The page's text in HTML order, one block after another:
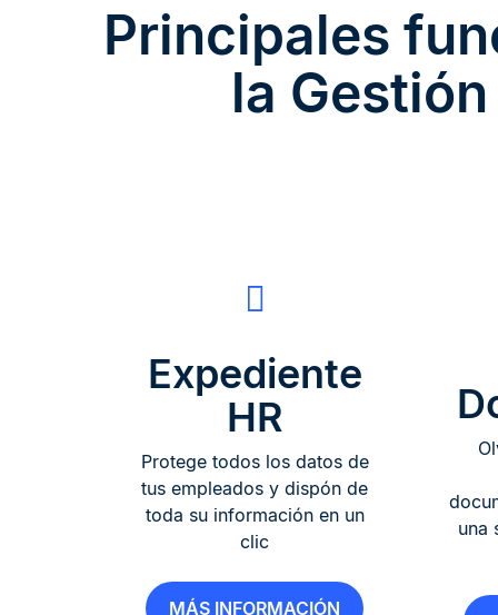
Principales
la
Expediente
HR
Protege todos los datos de
tus empleados y dispón de
toda su información en un
clic
MÁS INFORMACIÓN
una